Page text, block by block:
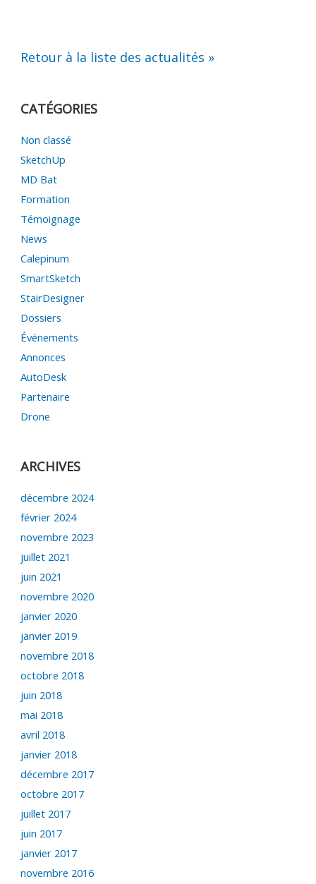
Retour à la liste des actualités »
CATÉGORIES
Non classé
SketchUp
MD Bat
Formation
Témoignage
News
Calepinum
SmartSketch
StairDesigner
Dossiers
Événements
Annonces
AutoDesk
Partenaire
Drone
ARCHIVES
décembre 2024
février 2024
novembre 2023
juillet 2021
juin 2021
novembre 2020
janvier 2020
janvier 2019
novembre 2018
octobre 2018
juin 2018
mai 2018
avril 2018
janvier 2018
décembre 2017
octobre 2017
juillet 2017
juin 2017
janvier 2017
novembre 2016